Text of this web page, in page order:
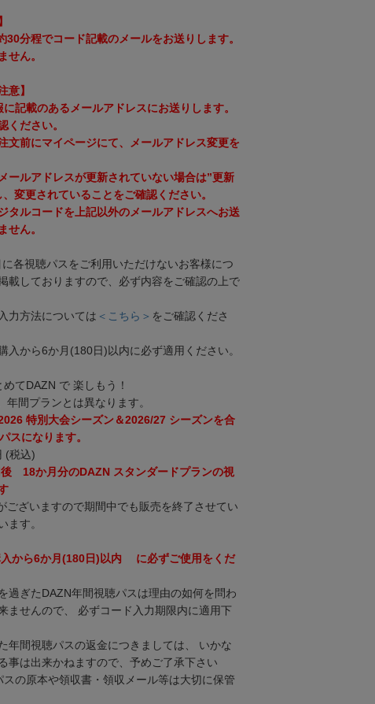
分程でコード記載のメールをお送りします。
せん。
意】
記載のあるメールアドレスにお送りします。
ください。
文前にマイページにて、メールアドレス変更を
ールアドレスが更新されていない場合は”更新
変更されていることをご確認ください。
タルコードを上記以外のメールアドレスへお送
せん。
各視聴パスをご利用いただけないお客様につ
載しておりますので、必ず内容をご確認の上で
力方法については ＜こちら＞ をご確認くださ
入から6か月(180日)以内に必ず適用ください。
てDAZN で 楽しもう！
間プランとは異なります。
特別大会シーズン＆2026/27 シーズンを合
スになります。
(税込)
後 18か月分のDAZN スタンダードプランの視
ございますので期間中でも販売を終了させてい
ます。
入から6か月(180日)以内 に必ずご使用をくだ
過ぎたDAZN年間視聴パスは理由の如何を問わ
ませんので、 必ずコード入力期限内に適用下
年間視聴パスの返金につきましては、 いかな
事は出来かねますので、予めご了承下さい
の原本や領収書・領収メール等は大切に保管